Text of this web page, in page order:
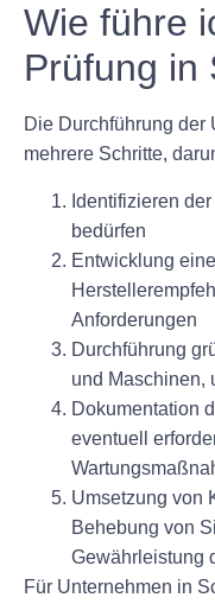
Wie führe
Prüfung in
Die Durchführung der
mehrere Schritte,
Identifizieren
bedürfen
Entwicklung
Anforderungen
Durchführung
und Maschinen,
Dokumentation
eventuell
Umsetzung von
Behebung von
Gewährleistung
Für Unternehmen in